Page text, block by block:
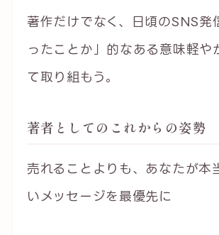
著作だけでなく、日頃のSNS発
ったことか」的なある意味軽や
て取り組もう。
著者としてのこれからの姿勢
売れることよりも、あなたが本
いメッセージを最優先に